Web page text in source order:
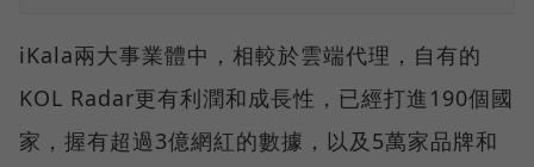
iKala兩大事業體中，相較於雲端代理，自有的
KOL Radar更有利潤和成長性，已經打進190個國
家，握有超過3億網紅的數據，以及5萬家品牌和